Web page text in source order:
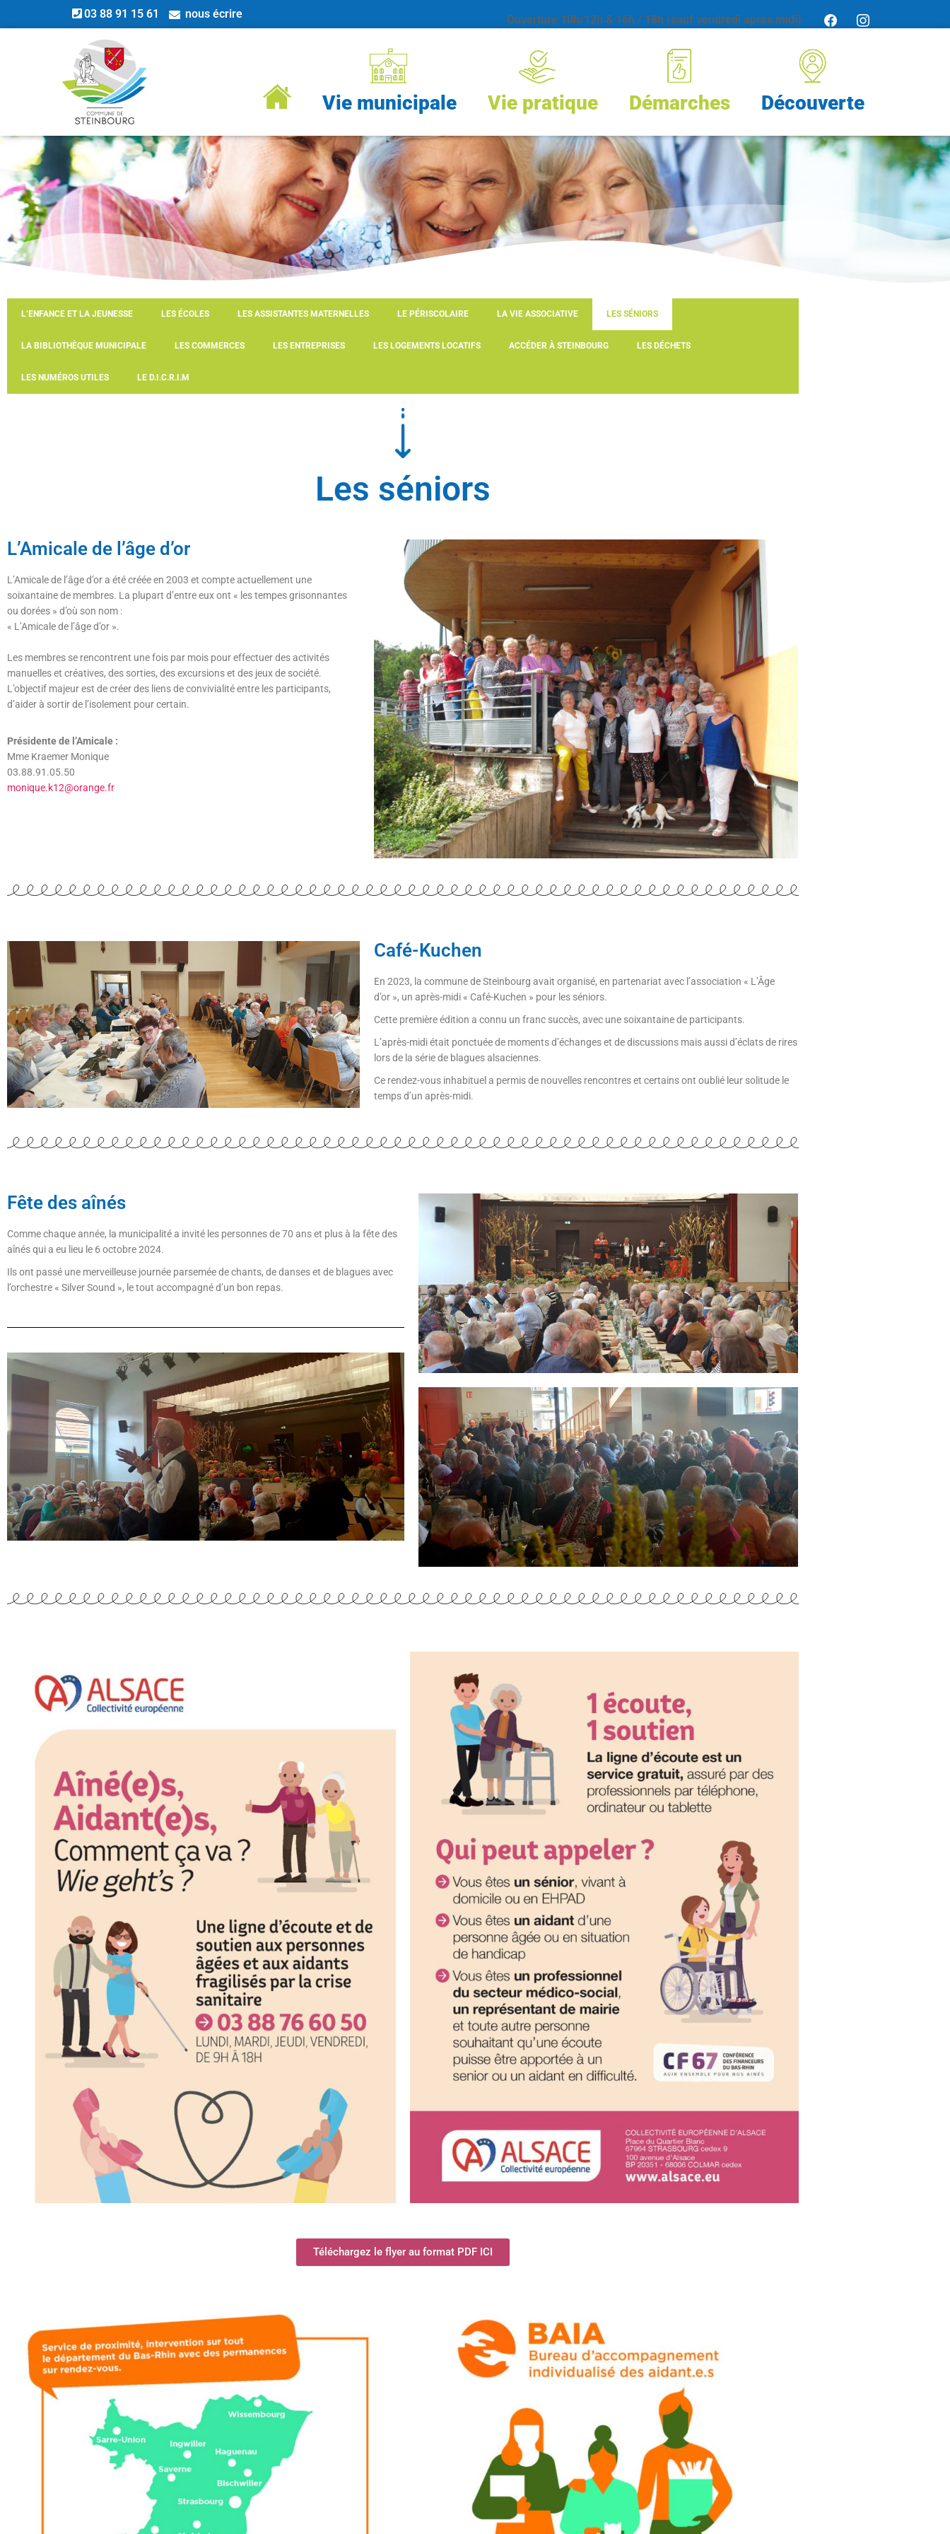
Ouverture 10h/12h & 16h / 18h (sauf vendredi après midi)
03 88 91 15 61 nous écrire
Vie municipale Vie pratique Démarches Découverte
L’ENFANCE ET LA JEUNESSE LES ÉCOLES LES ASSISTANTES MATERNELLES LE PÉRISCOLAIRE LA VIE ASSOCIATIVE LES SÉNIORS
LA BIBLIOTHÈQUE MUNICIPALE LES COMMERCES LES ENTREPRISES LES LOGEMENTS LOCATIFS ACCÉDER À STEINBOURG LES DÉCHETS
LES NUMÉROS UTILES LE D.I.C.R.I.M
Les séniors
L’Amicale de l’âge d’or
L’Amicale de l’âge d’or a été créée en 2003 et compte actuellement une
soixantaine de membres. La plupart d’entre eux ont « les tempes grisonnantes
ou dorées » d’où son nom :
« L’Amicale de l’âge d’or ».
Les membres se rencontrent une fois par mois pour effectuer des activités
manuelles et créatives, des sorties, des excursions et des jeux de société.
L’objectif majeur est de créer des liens de convivialité entre les participants,
d’aider à sortir de l’isolement pour certain.
Présidente de l’Amicale :
Mme Kraemer Monique
03.88.91.05.50
monique.k12@orange.fr
Café-Kuchen
En 2023, la commune de Steinbourg avait organisé, en partenariat avec l’association « L’Âge
d’or », un après-midi « Café-Kuchen » pour les séniors.
Cette première édition a connu un franc succès, avec une soixantaine de participants.
L’après-midi était ponctuée de moments d’échanges et de discussions mais aussi d’éclats de rires
lors de la série de blagues alsaciennes.
Ce rendez-vous inhabituel a permis de nouvelles rencontres et certains ont oublié leur solitude le
temps d’un après-midi.
Fête des aînés
Comme chaque année, la municipalité a invité les personnes de 70 ans et plus à la fête des
aînés qui a eu lieu le 6 octobre 2024.
Ils ont passé une merveilleuse journée parsemée de chants, de danses et de blagues avec
l’orchestre « Silver Sound », le tout accompagné d’un bon repas.
Téléchargez le flyer au format PDF ICI